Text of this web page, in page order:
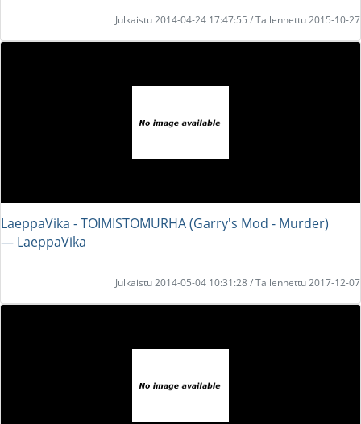
Julkaistu 2014-04-24 17:47:55 / Tallennettu 2015-10-27
LaeppaVika - TOIMISTOMURHA (Garry's Mod - Murder)
― LaeppaVika
Julkaistu 2014-05-04 10:31:28 / Tallennettu 2017-12-07